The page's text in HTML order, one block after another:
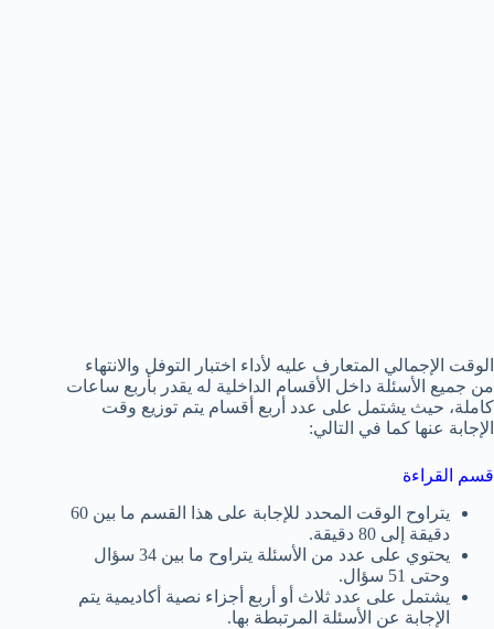
الوقت الإجمالي المتعارف عليه لأداء اختبار التوفل والانتهاء
من جميع الأسئلة داخل الأقسام الداخلية له يقدر بأربع ساعات
كاملة، حيث يشتمل على عدد أربع أقسام يتم توزيع وقت
الإجابة عنها كما في التالي:
قسم القراءة
يتراوح الوقت المحدد للإجابة على هذا القسم ما بين 60
دقيقة إلى 80 دقيقة.
يحتوي على عدد من الأسئلة يتراوح ما بين 34 سؤال
وحتى 51 سؤال.
يشتمل على عدد ثلاث أو أربع أجزاء نصية أكاديمية يتم
الإجابة عن الأسئلة المرتبطة بها.